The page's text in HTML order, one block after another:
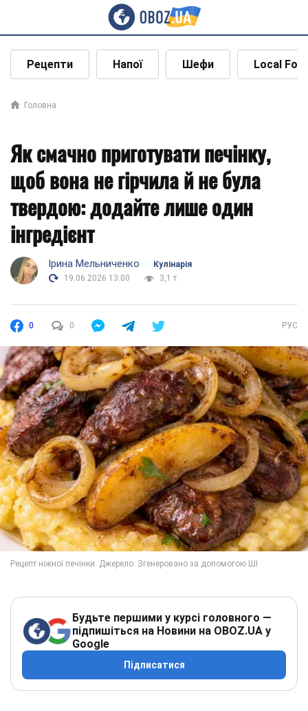
Рецепти Напої Шефи Local
Головна
Як смачно приготувати печінку,
щоб вона не гірчила й не була
твердою: додайте лише один
інгредієнт
Ірина Мельниченко
Кулінарія
19.06.2026 13:00
3,1 т.
0 0 РУС
Будьте першими у курсі головного —
підпишіться на Новини на OBOZ.UA у
Google
Підписатися